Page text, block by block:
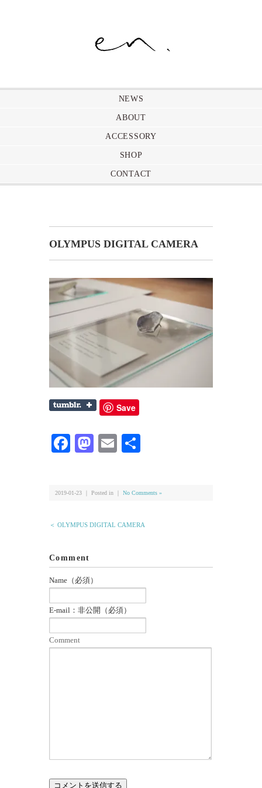
NEWS
ABOUT
ACCESSORY
SHOP
CONTACT
OLYMPUS DIGITAL CAMERA
Save
Facebook
Mastodon
Email
2019-01-23 ｜ Posted in ｜ No Comments »
＜ OLYMPUS DIGITAL CAMERA
Comment
Name（必須）
E-mail：非公開（必須）
Comment